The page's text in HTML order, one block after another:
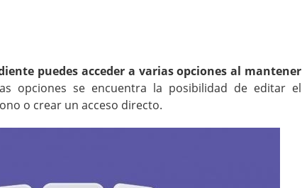
puedes acceder a varias opciones al mantener
opciones se encuentra la posibilidad de editar el
o crear un acceso directo.